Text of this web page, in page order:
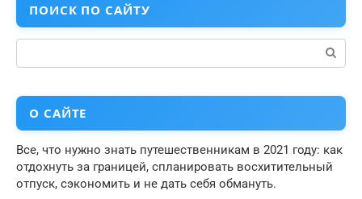
ПОИСК ПО САЙТУ
Поиск:
О САЙТЕ
Все, что нужно знать путешественникам в 2021 году: как
отдохнуть за границей, спланировать восхитительный
отпуск, сэкономить и не дать себя обмануть.